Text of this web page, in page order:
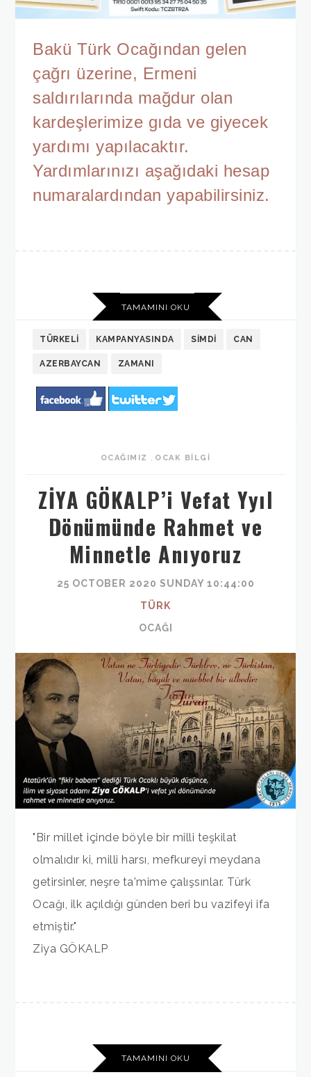
Bakü Türk Ocağından gelen
çağrı üzerine, Ermeni
saldırılarında mağdur olan
kardeşlerimize gıda ve giyecek
yardımı yapılacaktır.
Yardımlarınızı aşağıdaki hesap
numaralardından yapabilirsiniz.
TAMAMINI OKU
TÜRKELI KAMPANYASINDA SIMDI CAN
AZERBAYCAN ZAMANI
OCAĞIMIZ , OCAK BILGI
ZİYA GÖKALP’i Vefat Yyıl
Dönümünde Rahmet ve
Minnetle Anıyoruz
25 OCTOBER 2020 SUNDAY 10:44:00
TÜRK
OCAĞI
"Bir millet içinde böyle bir milli teşkilat
olmalıdır ki, milli harsı, mefkureyi meydana
getirsinler, neşre ta'mime çalışsınlar. Türk
Ocağı, ilk açıldığı günden beri bu vazifeyi ifa
etmiştir."
Ziya GÖKALP
TAMAMINI OKU